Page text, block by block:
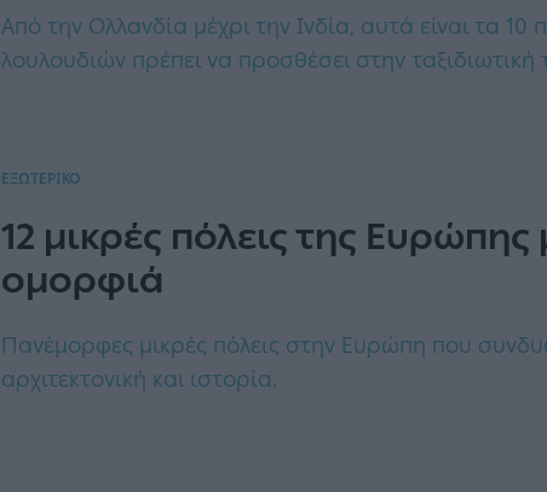
Από την Ολλανδία μέχρι την Ινδία, αυτά είναι τα
λουλουδιών πρέπει να προσθέσει στην ταξιδιωτική
ΕΞΩΤΕΡΙΚΟ
12 μικρές πόλεις της
ομορφιά
Πανέμορφες μικρές πόλεις στην Ευρώπη που
αρχιτεκτονική και ιστορία.